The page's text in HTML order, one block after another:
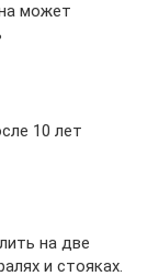
может
10 лет
на две
и стояках.